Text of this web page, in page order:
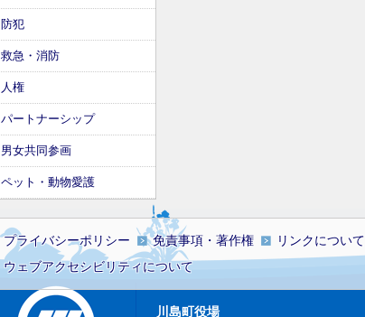
防犯
救急・消防
人権
パートナーシップ
男女共同参画
ペット・動物愛護
プライバシーポリシー 免責事項・著作権 リンクについて
ウェブアクセシビリティについて
川島町役場